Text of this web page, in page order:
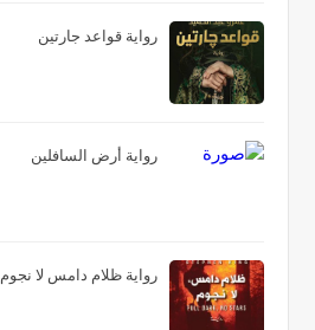
رواية قواعد جارتين
رواية أرض السافلين
رواية ظلام دامس لا نجوم